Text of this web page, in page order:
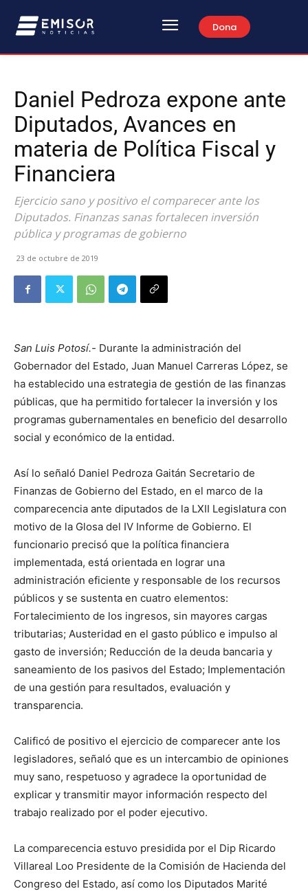
Dona
Daniel Pedroza expone ante
Diputados, Avances en
materia de Política Fiscal y
Financiera
Ejercicio sano y positivo el comparecer ante los
Diputados. Finanzas sanas fortalecen inversión
pública y programas de gobierno
23 de octubre de 2019
San Luis Potosí.- Durante la administración del
Gobernador del Estado, Juan Manuel Carreras López, se
ha establecido una estrategia de gestión de las finanzas
públicas, que ha permitido fortalecer la inversión y los
programas gubernamentales en beneficio del desarrollo
social y económico de la entidad.
Así lo señaló Daniel Pedroza Gaitán Secretario de
Finanzas de Gobierno del Estado, en el marco de la
comparecencia ante diputados de la LXII Legislatura con
motivo de la Glosa del IV Informe de Gobierno. El
funcionario precisó que la política financiera
implementada, está orientada en lograr una
administración eficiente y responsable de los recursos
públicos y se sustenta en cuatro elementos:
Fortalecimiento de los ingresos, sin mayores cargas
tributarias; Austeridad en el gasto público e impulso al
gasto de inversión; Reducción de la deuda bancaria y
saneamiento de los pasivos del Estado; Implementación
de una gestión para resultados, evaluación y
transparencia.
Calificó de positivo el ejercicio de comparecer ante los
legisladores, señaló que es un intercambio de opiniones
muy sano, respetuoso y agradece la oportunidad de
explicar y transmitir mayor información respecto del
trabajo realizado por el poder ejecutivo.
La comparecencia estuvo presidida por el Dip Ricardo
Villareal Loo Presidente de la Comisión de Hacienda del
Congreso del Estado, así como los Diputados Marité